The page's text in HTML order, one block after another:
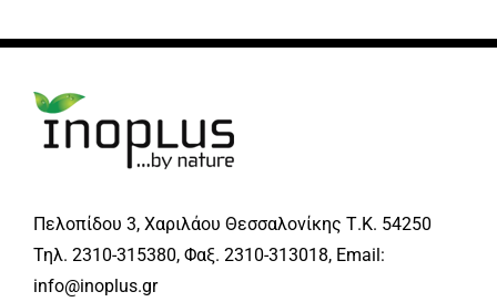
Πελοπίδου 3, Χαριλάου Θεσσαλονίκης Τ.Κ. 54250
Τηλ. 2310-315380, Φαξ. 2310-313018, Email:
info@inoplus.gr